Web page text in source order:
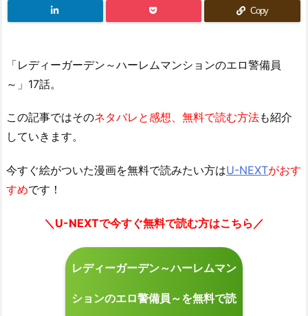
Copy
「レディーガーデン～ハーレムマンションのエロ警備員
～」17話。
この記事ではそのネタバレと感想、無料で読む方法も紹介
していきます。
今すぐ絵がついた漫画を無料で読みたい方はU-NEXTがおす
すめです！
＼U-NEXTで今すぐ無料で読む方はこちら／
レディーガーデン～ハーレムマン
ションのエロ警備員～を無料で読